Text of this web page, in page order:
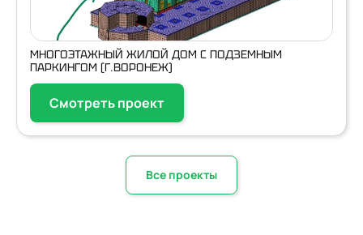
МНОГОЭТАЖНЫЙ ЖИЛОЙ ДОМ С ПОДЗЕМНЫМ
ПАРКИНГОМ (Г.ВОРОНЕЖ)
Смотреть проект
Все проекты